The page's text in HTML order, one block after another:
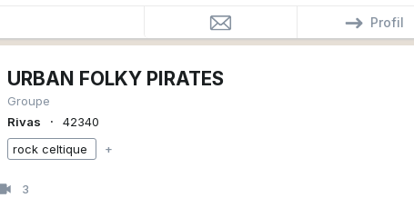
Profil
URBAN FOLKY PIRATES
Groupe
Rivas
∙
42340
rock celtique
+
3